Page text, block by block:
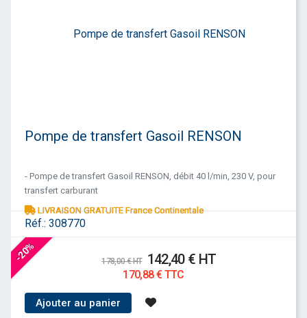
Réf.: 308770
Pompe de transfert Gasoil RENSON
- Pompe de transfert Gasoil RENSON, débit 40 l/min, 230 V, pour
transfert carburant
LIVRAISON GRATUITE France Continentale
-20% 178,00 € HT 142,40 € HT
170,88 € TTC
Ajouter au panier